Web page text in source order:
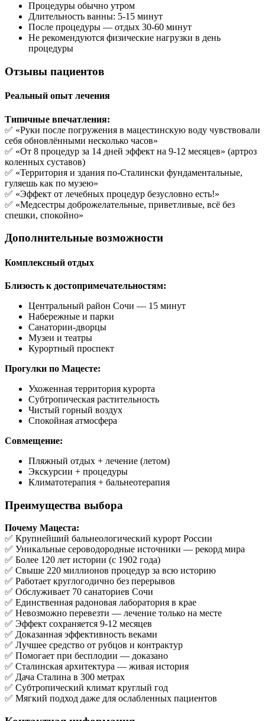
Процедуры обычно утром
Длительность ванны: 5-15 минут
После процедуры — отдых 30-60 минут
Не рекомендуются физические нагрузки в день
процедуры
Отзывы пациентов
Реальный опыт лечения
Типичные впечатления:
✅ «Руки после погружения в мацестинскую воду чувствовали
себя обновлёнными несколько часов»
✅ «От 8 процедур за 14 дней эффект на 9-12 месяцев» (артроз
коленных суставов)
✅ «Территория и здания по-Сталински фундаментальные,
гуляешь как по музею»
✅ «Эффект от лечебных процедур безусловно есть!»
✅ «Медсестры доброжелательные, приветливые, всё без
спешки, спокойно»
Дополнительные возможности
Комплексный отдых
Близость к достопримечательностям:
Центральный район Сочи — 15 минут
Набережные и парки
Санатории-дворцы
Музеи и театры
Курортный проспект
Прогулки по Мацесте:
Ухоженная территория курорта
Субтропическая растительность
Чистый горный воздух
Спокойная атмосфера
Совмещение:
Пляжный отдых + лечение (летом)
Экскурсии + процедуры
Климатотерапия + бальнеотерапия
Преимущества выбора
Почему Мацеста:
✅ Крупнейший бальнеологический курорт России
✅ Уникальные сероводородные источники — рекорд мира
✅ Более 120 лет истории (с 1902 года)
✅ Свыше 220 миллионов процедур за всю историю
✅ Работает круглогодично без перерывов
✅ Обслуживает 70 санаториев Сочи
✅ Единственная радоновая лаборатория в крае
✅ Невозможно перевезти — лечение только на месте
✅ Эффект сохраняется 9-12 месяцев
✅ Доказанная эффективность веками
✅ Лучшее средство от рубцов и контрактур
✅ Помогает при бесплодии — доказано
✅ Сталинская архитектура — живая история
✅ Дача Сталина в 300 метрах
✅ Субтропический климат круглый год
✅ Мягкий подход даже для ослабленных пациентов